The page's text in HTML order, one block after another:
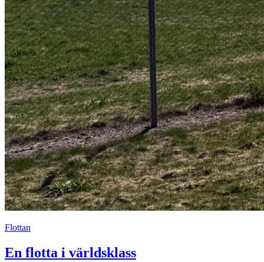
Flottan
En flotta i världsklass